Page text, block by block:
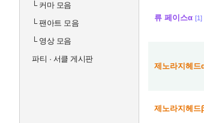
└커마 모음
└팬아트 모음
└영상 모음
파티 · 서클 게시판
류 페이스α [1]
제노라지헤드
제노라지헤드